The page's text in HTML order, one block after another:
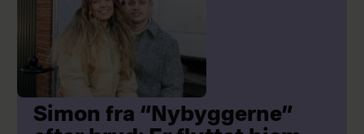
Simon fra “Nybyggerne”